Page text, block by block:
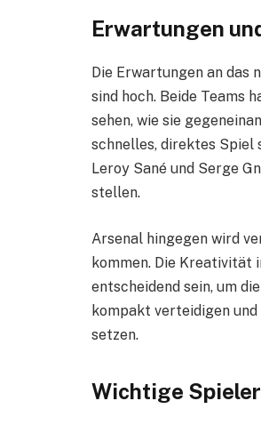
Erwartungen
Die Erwartungen an das
sind hoch. Beide Teams
sehen, wie sie
schnelles, direktes Spiel
Leroy Sané und Serge
stellen.
Arsenal hingegen wird
kommen. Die Kreativität
entscheidend sein, um
kompakt verteidigen
setzen.
Wichtige